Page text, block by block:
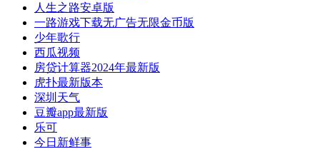
人生之路安卓版
一路游戏下载无广告无限金币版
少年歌行
西瓜视频
房贷计算器2024年最新版
虎扑最新版本
深圳天气
豆瓣app最新版
乐可
今日新鲜事